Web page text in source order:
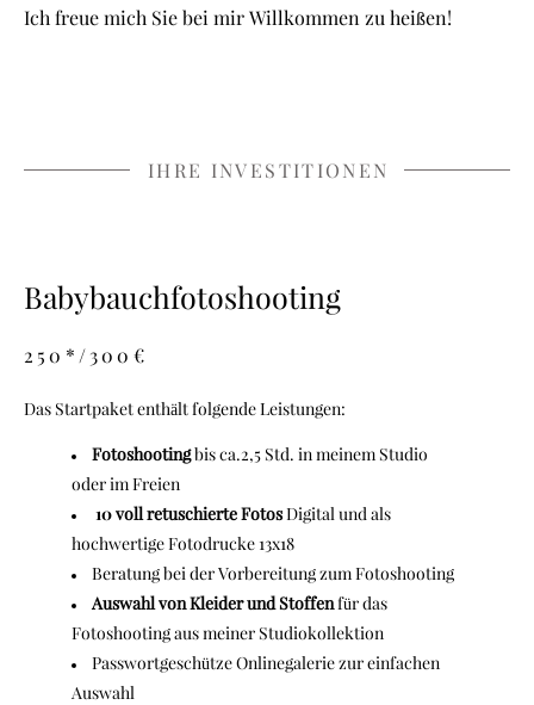
Ich freue mich Sie bei mir Willkommen zu heißen!
IHRE INVESTITIONEN
Babybauchfotoshooting
250*/300€
Das Startpaket enthält folgende Leistungen:
Fotoshootingbis ca.2,5 Std. in meinem Studio
oder im Freien
10voll retuschierte FotosDigital und als
hochwertige Fotodrucke 13x18
Beratung bei der Vorbereitung zum Fotoshooting
Auswahl von Kleider und Stoffenfür das
Fotoshooting aus meiner Studiokollektion
Passwortgeschütze Onlinegalerie zur einfachen
Auswahl